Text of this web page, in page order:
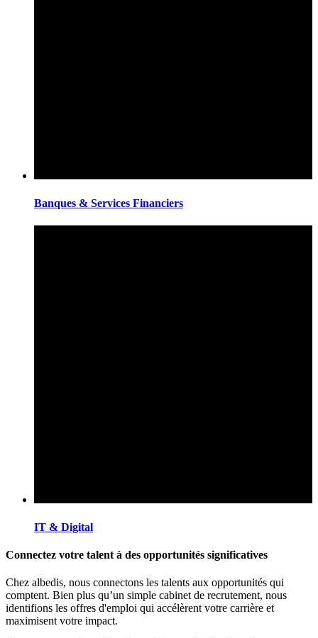
Banques & Services Financiers
IT & Digital
Connectez votre talent à des opportunités significatives
Chez albedis, nous connectons les talents aux opportunités qui
comptent. Bien plus qu’un simple cabinet de recrutement, nous
identifions les offres d'emploi qui accélèrent votre carrière et
maximisent votre impact.